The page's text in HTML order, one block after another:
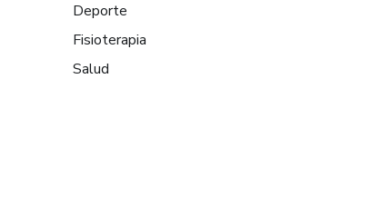
Deporte
Fisioterapia
Salud